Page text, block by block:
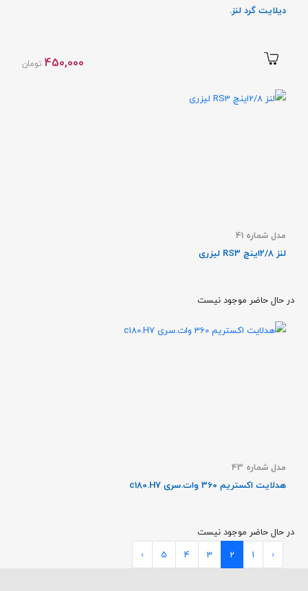
دیلایت گرد لنز.
450,000 تومان
مدل شماره 41
لنز 2/8اینچ RS3 لیزری
در حال حاضر موجود نیست
مدل شماره 43
هدلایت اکستریم 360 وات.سری c180.H7
در حال حاضر موجود نیست
‹
1
2
3
4
5
›